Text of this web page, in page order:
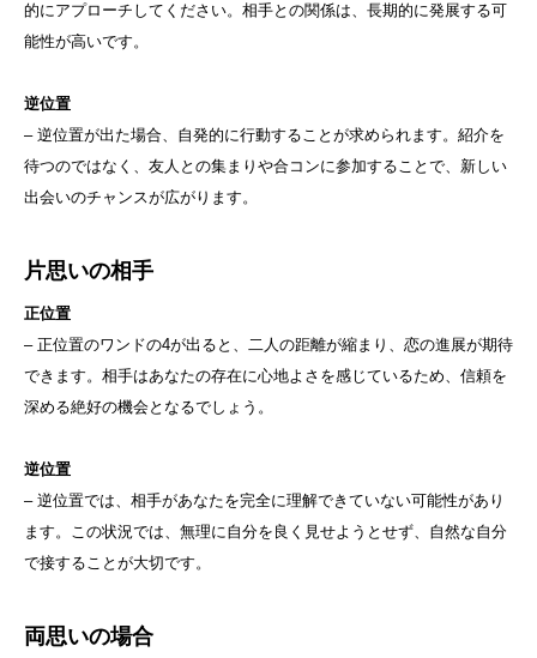
的にアプローチしてください。相手との関係は、長期的に発展する可
能性が高いです。
逆位置
– 逆位置が出た場合、自発的に行動することが求められます。紹介を
待つのではなく、友人との集まりや合コンに参加することで、新しい
出会いのチャンスが広がります。
片思いの相手
正位置
– 正位置のワンドの4が出ると、二人の距離が縮まり、恋の進展が期待
できます。相手はあなたの存在に心地よさを感じているため、信頼を
深める絶好の機会となるでしょう。
逆位置
– 逆位置では、相手があなたを完全に理解できていない可能性があり
ます。この状況では、無理に自分を良く見せようとせず、自然な自分
で接することが大切です。
両思いの場合